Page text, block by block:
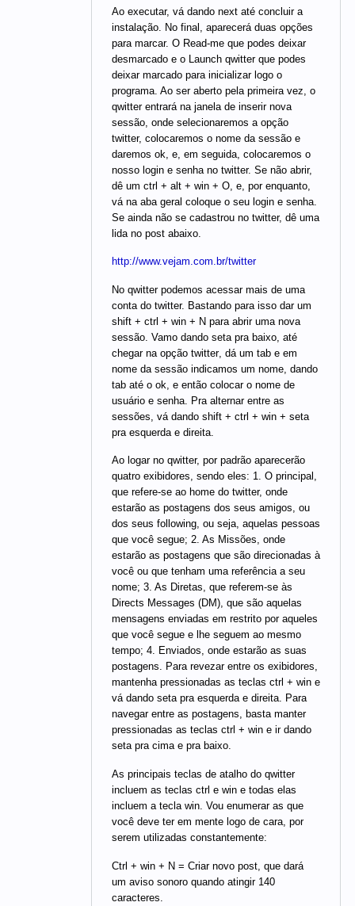
Ao executar, vá dando next até concluir a
instalação. No final, aparecerá duas opções
para marcar. O Read-me que podes deixar
desmarcado e o Launch qwitter que podes
deixar marcado para inicializar logo o
programa. Ao ser aberto pela primeira vez, o
qwitter entrará na janela de inserir nova
sessão, onde selecionaremos a opção
twitter, colocaremos o nome da sessão e
daremos ok, e, em seguida, colocaremos o
nosso login e senha no twitter. Se não abrir,
dê um ctrl + alt + win + O, e, por enquanto,
vá na aba geral coloque o seu login e senha.
Se ainda não se cadastrou no twitter, dê uma
lida no post abaixo.
http://www.vejam.com.br/twitter
No qwitter podemos acessar mais de uma
conta do twitter. Bastando para isso dar um
shift + ctrl + win + N para abrir uma nova
sessão. Vamo dando seta pra baixo, até
chegar na opção twitter, dá um tab e em
nome da sessão indicamos um nome, dando
tab até o ok, e então colocar o nome de
usuário e senha. Pra alternar entre as
sessões, vá dando shift + ctrl + win + seta
pra esquerda e direita.
Ao logar no qwitter, por padrão aparecerão
quatro exibidores, sendo eles: 1. O principal,
que refere-se ao home do twitter, onde
estarão as postagens dos seus amigos, ou
dos seus following, ou seja, aquelas pessoas
que você segue; 2. As Missões, onde
estarão as postagens que são direcionadas à
você ou que tenham uma referência a seu
nome; 3. As Diretas, que referem-se às
Directs Messages (DM), que são aquelas
mensagens enviadas em restrito por aqueles
que você segue e lhe seguem ao mesmo
tempo; 4. Enviados, onde estarão as suas
postagens. Para revezar entre os exibidores,
mantenha pressionadas as teclas ctrl + win e
vá dando seta pra esquerda e direita. Para
navegar entre as postagens, basta manter
pressionadas as teclas ctrl + win e ir dando
seta pra cima e pra baixo.
As principais teclas de atalho do qwitter
incluem as teclas ctrl e win e todas elas
incluem a tecla win. Vou enumerar as que
você deve ter em mente logo de cara, por
serem utilizadas constantemente:
Ctrl + win + N = Criar novo post, que dará
um aviso sonoro quando atingir 140
caracteres.